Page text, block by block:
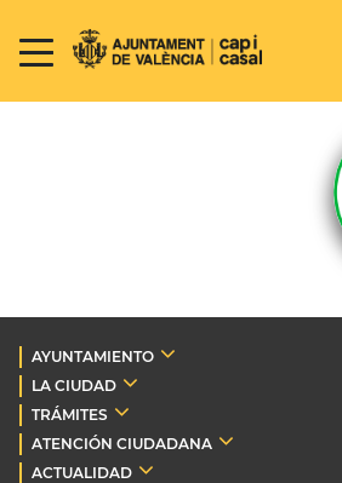
AYUNTAMIENTO
LA CIUDAD
TRÁMITES
ATENCIÓN CIUDADANA
ACTUALIDAD